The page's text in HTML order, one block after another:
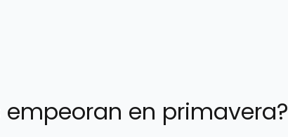
empeoran en primavera?